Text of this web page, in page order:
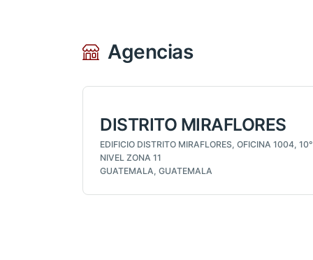
Agencias
DISTRITO MIRAFLORES
EDIFICIO DISTRITO MIRAFLORES, OFICINA 1004, 10°
NIVEL ZONA 11
GUATEMALA, GUATEMALA